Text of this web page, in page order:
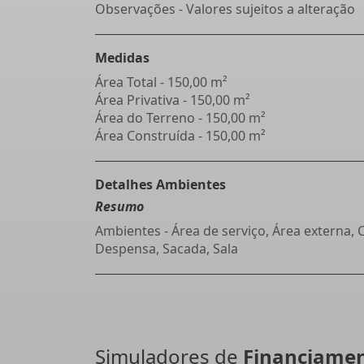
Observações - Valores sujeitos a alteração
Medidas
Área Total - 150,00 m²
Área Privativa - 150,00 m²
Área do Terreno - 150,00 m²
Área Construída - 150,00 m²
Detalhes Ambientes
Resumo
Ambientes - Área de serviço, Área externa,
Despensa, Sacada, Sala
Simuladores de